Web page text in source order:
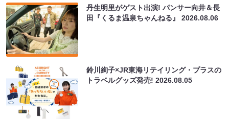
丹生明里がゲスト出演! パンサー向井＆長
田『くるま温泉ちゃんねる』2026.08.06
鈴川絢子×JR東海リテイリング・プラスの
トラベルグッズ発売!2026.08.05